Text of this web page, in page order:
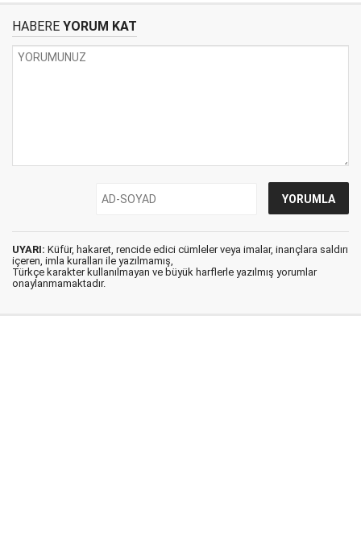
HABERE YORUM KAT
UYARI: Küfür, hakaret, rencide edici cümleler veya imalar, inançlara saldırı
içeren, imla kuralları ile yazılmamış,
Türkçe karakter kullanılmayan ve büyük harflerle yazılmış yorumlar
onaylanmamaktadır.